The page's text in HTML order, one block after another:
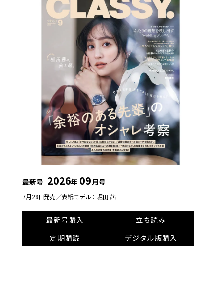
最新号 2026年 09月号
7月28日発売／表紙モデル：堀田 茜
最新号購入
立ち読み
定期購読
デジタル版購入